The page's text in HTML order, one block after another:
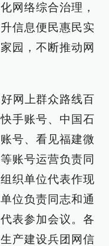
网络综合治理，
信息便民惠民实
园，不断推动网
网上群众路线百
手账号、中国石
号、看见福建微
账号运营负责同
织单位代表作现
位负责同志和通
表参加会议。各
产建设兵团网信